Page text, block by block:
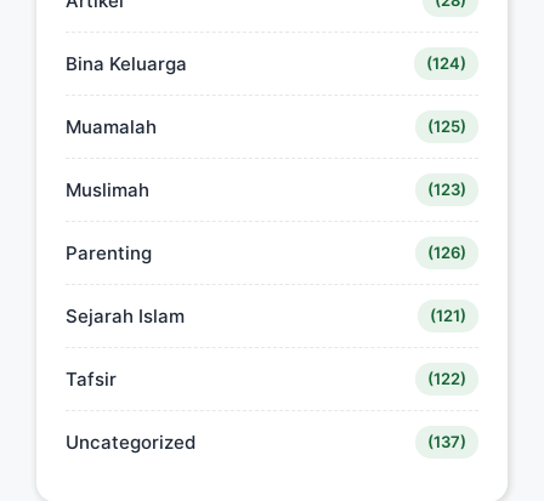
Bina Keluarga (124)
Muamalah (125)
Muslimah (123)
Parenting (126)
Sejarah Islam (121)
Tafsir (122)
Uncategorized (137)